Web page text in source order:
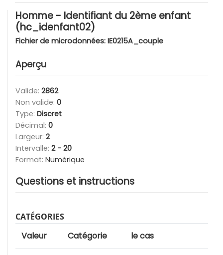
Homme - Identifiant du 2ème enfant
(hc_idenfant02)
Fichier de microdonnées: IE0215A_couple
Aperçu
Valide: 2862
Non valide: 0
Type: Discret
Décimal: 0
Largeur: 2
Intervalle: 2 - 20
Format: Numérique
Questions et instructions
CATÉGORIES
Valeur Catégorie le cas